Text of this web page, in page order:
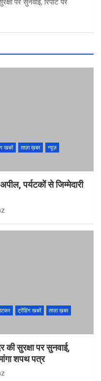
पर सुनवाई, रिपोर्ट पर
खबरें ताज़ा ख़बर
न्यूज़
पर्यटकों से जिम्मेदारी
ट्रेंडिंग खबरें
ताज़ा ख़बर
की सुरक्षा पर सुनवाई,
शपथ पत्र